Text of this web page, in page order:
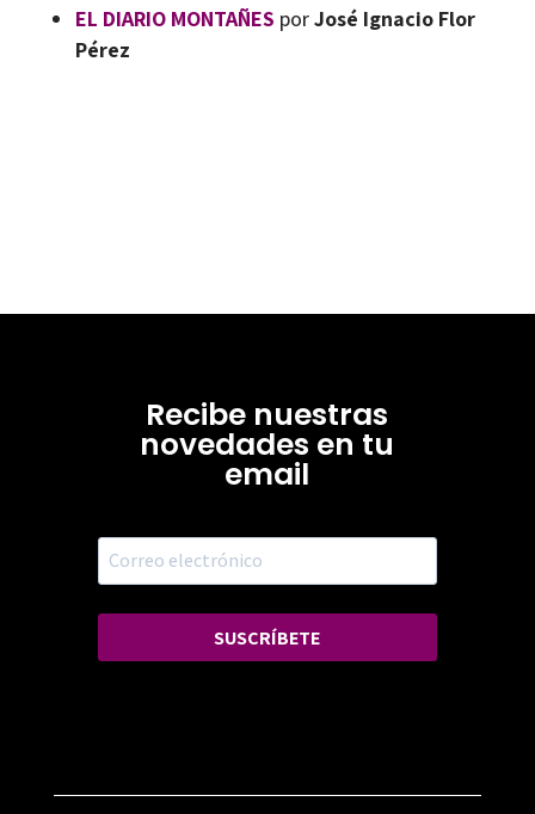
EL DIARIO MONTAÑES porJosé Ignacio Flor
Pérez
Recibe nuestras
novedades en tu
email
SUSCRÍBETE